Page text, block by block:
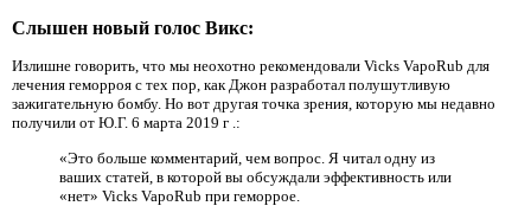
Слышен новый голос Викс:
Излишне говорить, что мы неохотно рекомендовали Vicks VapoRub для
лечения геморроя с тех пор, как Джон разработал полушутливую
зажигательную бомбу. Но вот другая точка зрения, которую мы недавно
получили от Ю.Г. 6 марта 2019 г .:
«Это больше комментарий, чем вопрос. Я читал одну из
ваших статей, в которой вы обсуждали эффективность или
«нет» Vicks VapoRub при геморрое.